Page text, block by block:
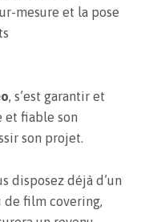
mesure et la pose
, s’est garantir et
et fiable son
son projet.
disposez déjà d’un
de film covering,